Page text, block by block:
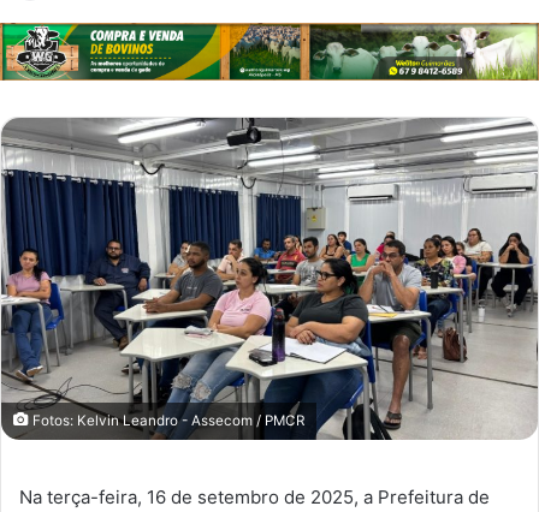
Fotos: Kelvin Leandro - Assecom / PMCR
Na terça-feira, 16 de setembro de 2025, a Prefeitura de